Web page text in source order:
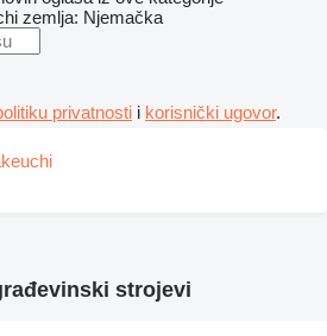
zemlja: Njemačka
privatnosti i korisnički ugovor.
strojevi